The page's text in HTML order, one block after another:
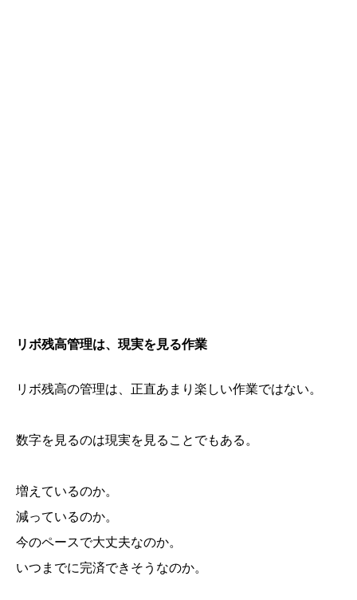
リボ残高管理は、現実を見る作業
リボ残高の管理は、正直あまり楽しい作業ではない。
数字を見るのは現実を見ることでもある。
増えているのか。
減っているのか。
今のペースで大丈夫なのか。
いつまでに完済できそうなのか。